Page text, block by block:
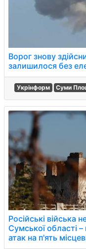
Ворог знову
залишилося без
Укрінформ Суми
Російські війська
Сумської області
атак на п'ять